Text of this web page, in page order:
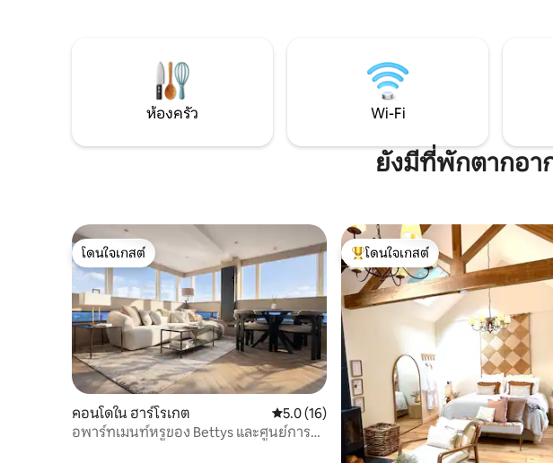
สำหรับการพักผ่อนหรือสถานที่พักผ่อนที่ไม่
เหมือนใครท่ามกลางธรรมชาติและสัตว์ที่ได้
รับการช่วยเหลือ
ห้องครัว Wi-Fi
ยังมีที่พักตากอา
โดนใจเกสต์
โดนใจเกสต์
คอนโดใน ฮาร์โรเกต คะแนนเฉลี่ย 5.0 จาก 5, 16 รีวิว
5.0 (16)
อพาร์ทเมนท์หรูของ Bettys และศูนย์การ
โดนใจเกสต์ที่สุด
โดนใจเกสต์